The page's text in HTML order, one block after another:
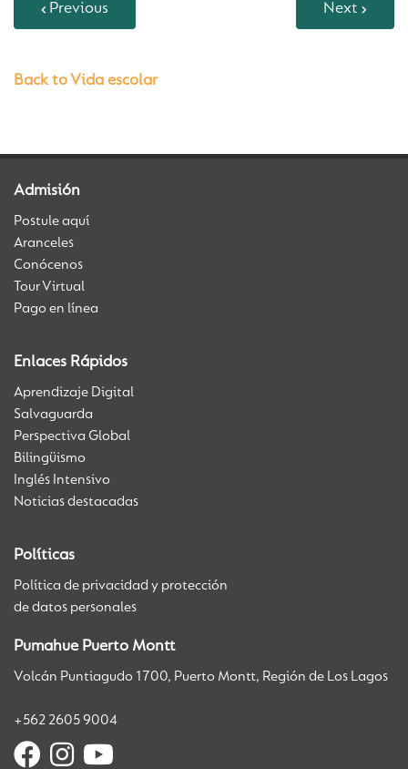
Previous Next
Back to Vida escolar
Admisión
Postule aquí
Aranceles
Conócenos
Tour Virtual
Pago en línea
Enlaces Rápidos
Aprendizaje Digital
Salvaguarda
Perspectiva Global
Bilingüismo
Inglés Intensivo
Noticias destacadas
Políticas
Política de privacidad y protección
de datos personales
Pumahue Puerto Montt
Volcán Puntiagudo 1700, Puerto Montt, Región de Los Lagos
+562 2605 9004